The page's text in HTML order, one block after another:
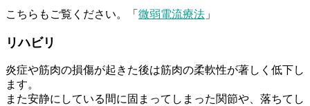
こちらもご覧ください。「 微弱電流療法 」
リハビリ
炎症や筋肉の損傷が起きた後は筋肉の柔軟性が著しく低下し
ます。
また安静にしている間に固まってしまった関節や、落ちてし